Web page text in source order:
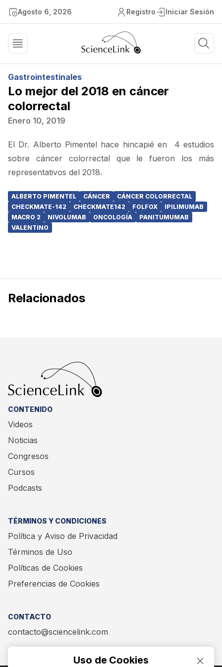
Agosto 6, 2026 Registro Iniciar Sesión
Gastrointestinales
Lo mejor del 2018 en cáncer
colorrectal
Enero 10, 2019
El Dr. Alberto Pimentel hace hincapié en 4 estudios
sobre cáncer colorrectal que le fueron los más
representativos del 2018.
ALBERTO PIMENTEL CÁNCER
CÁNCER COLORRECTAL
CHECKMATE-142
CHECKMATE142 FOLFOX
IPILIMUMAB
MACRO 2
NIVOLUMAB ONCOLOGÍA
PANITUMUMAB
VALENTINO
Relacionados
CONTENIDO
Videos
Noticias
Congresos
Cursos
Podcasts
TÉRMINOS Y CONDICIONES
Política y Aviso de Privacidad
Términos de Uso
Políticas de Cookies
Preferencias de Cookies
CONTACTO
contacto@sciencelink.com
Uso de Cookies